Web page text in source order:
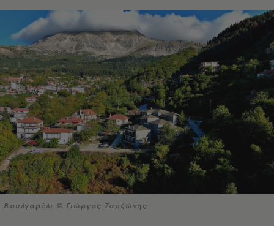
Βουλγαρέλι © Γιώργος Ζαρζώνης